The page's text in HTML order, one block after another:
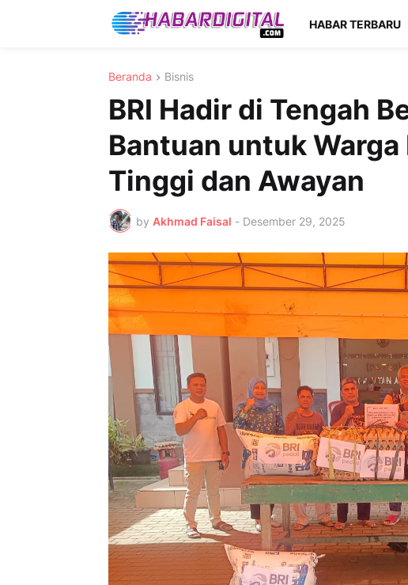
HABAR TERBARU
Beranda Bisnis
BRI Hadir di Tengah
Bantuan untuk
Tinggi dan Awayan
by Akhmad Faisal - Desember 29, 2025